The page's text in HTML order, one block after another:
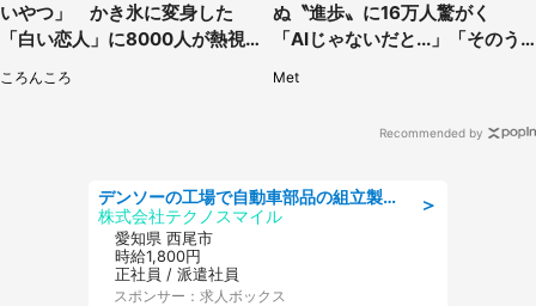
いやつ」 かき氷に変身した
「白い恋人」に8000人が熱視
ころんころ
ぬ〝進歩〟に16万人驚がく
「AIじゃないだと...」「そのう
Met
Recommended by
＞
デンソーの工場で自動車部品の組立製造/denso aichi
株式会社テクノスマイル
愛知県 西尾市
時給1,800円
正社員 / 派遣社員
スポンサー：求人ボックス